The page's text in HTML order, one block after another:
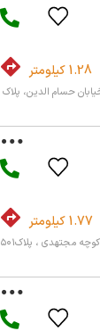
1.28 کیلومتر
حسام الدین، پلاک
1.77 کیلومتر
مجتهدی ، پلاک۵۰۱